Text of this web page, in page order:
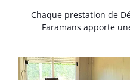
Chaque prestation de
Faramans apporte